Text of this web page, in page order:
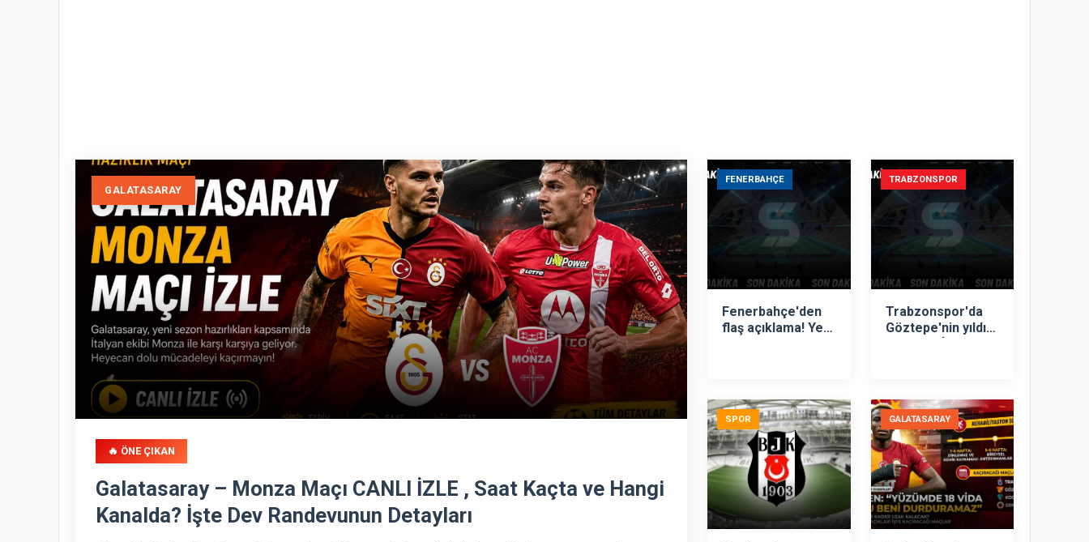
GALATASARAY
🔥 ÖNE ÇIKAN
Galatasaray – Monza Maçı CANLI İZLE , Saat Kaçta ve Hangi
Kanalda? İşte Dev Randevunun Detayları
FENERBAHÇE
Fenerbahçe'den
flaş açıklama! Yeni
TRABZONSPOR
Trabzonspor'da
Göztepe'nin yıldızı
SPOR GALATASARAY